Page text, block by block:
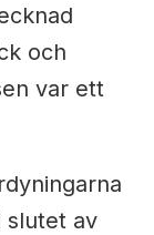
och
var ett
slutet av